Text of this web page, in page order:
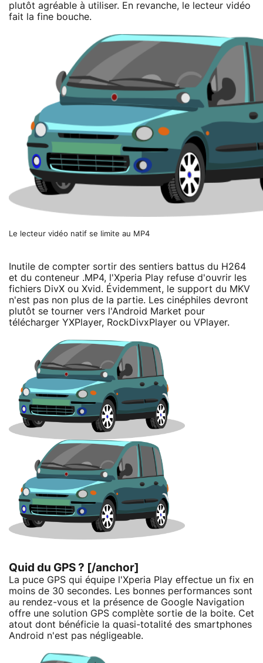
plutôt agréable à utiliser. En revanche, le lecteur vidéo
fait la fine bouche.
Le lecteur vidéo natif se limite au MP4
Inutile de compter sortir des sentiers battus du H264
et du conteneur .MP4, l'Xperia Play refuse d'ouvrir les
fichiers DivX ou Xvid. Évidemment, le support du MKV
n'est pas non plus de la partie. Les cinéphiles devront
plutôt se tourner vers l'Android Market pour
télécharger YXPlayer, RockDivxPlayer ou VPlayer.
Quid du GPS ? [/anchor]
La puce GPS qui équipe l'Xperia Play effectue un fix en
moins de 30 secondes. Les bonnes performances sont
au rendez-vous et la présence de Google Navigation
offre une solution GPS complète sortie de la boite. Cet
atout dont bénéficie la quasi-totalité des smartphones
Android n'est pas négligeable.